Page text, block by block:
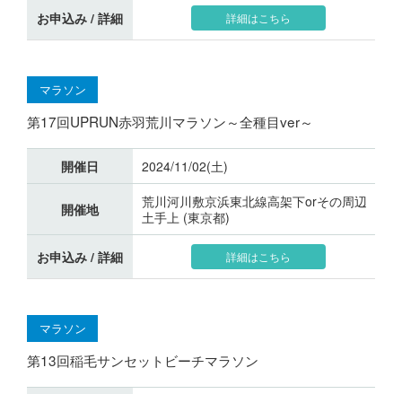
お申込み / 詳細 詳細はこちら
マラソン
第17回UPRUN赤羽荒川マラソン～全種目ver～
開催日 2024/11/02(土)
開催地
荒川河川敷京浜東北線高架下orその周辺
土手上 (東京都)
お申込み / 詳細 詳細はこちら
マラソン
第13回稲毛サンセットビーチマラソン